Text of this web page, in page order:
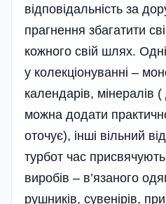
відповідальність за
прагнення збагатити
кожного свій шлях.
у колекціонуванні –
календарів, мінералів
можна додати
оточує), інші вільний
турбот час
виробів – в’язаного
рушників, сувенірів,